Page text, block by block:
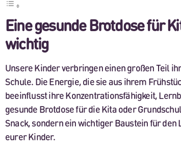
Eine gesunde Brotdose für
wichtig
Unsere Kinder verbringen einen großen Teil
Schule. Die Energie, die sie aus ihrem
beeinflusst ihre Konzentrationsfähigkeit,
gesunde Brotdose für die Kita oder
Snack, sondern ein wichtiger Baustein für
eurer Kinder.